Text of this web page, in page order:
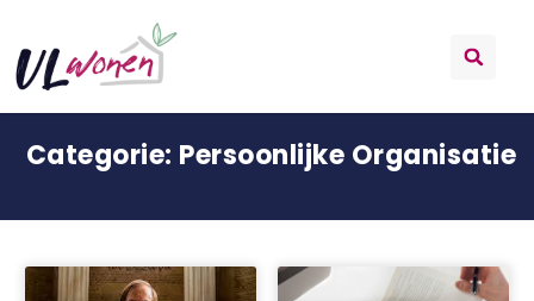
Categorie: Persoonlijke Organisatie